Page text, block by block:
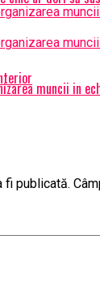
muncii in
fi publicată.